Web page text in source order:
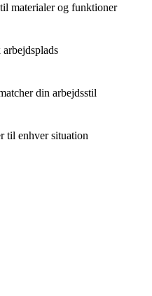
materialer og funktioner
din arbejdsstil
til enhver situation